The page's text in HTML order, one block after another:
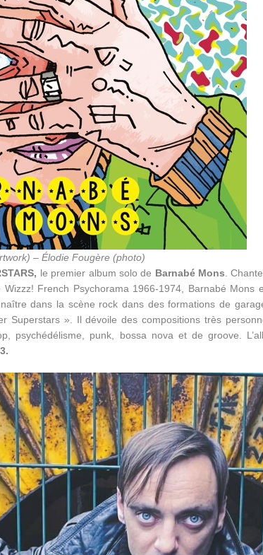
– Élodie Fougère (photo)
le premier album solo de Barnabé Mons .
French Psychorama 1966-1974, Barnabé Mons
dans la scène rock dans des formations de
Superstars ». Il dévoile des compositions très
psychédélisme, punk, bossa nova et de groove.